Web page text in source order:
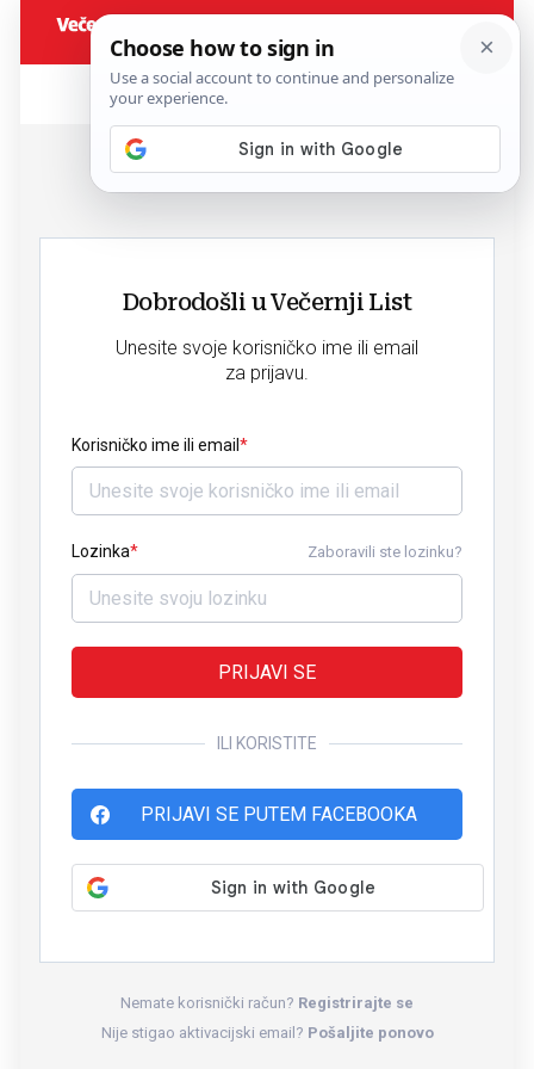
Dobrodošli u Večernji List
Unesite svoje korisničko ime ili email
za prijavu.
Korisničko ime ili email
Lozinka Zaboravili ste lozinku?
PRIJAVI SE
ILI KORISTITE
PRIJAVI SE PUTEM FACEBOOKA
Nemate korisnički račun? Registrirajte se
Nije stigao aktivacijski email? Pošaljite ponovo